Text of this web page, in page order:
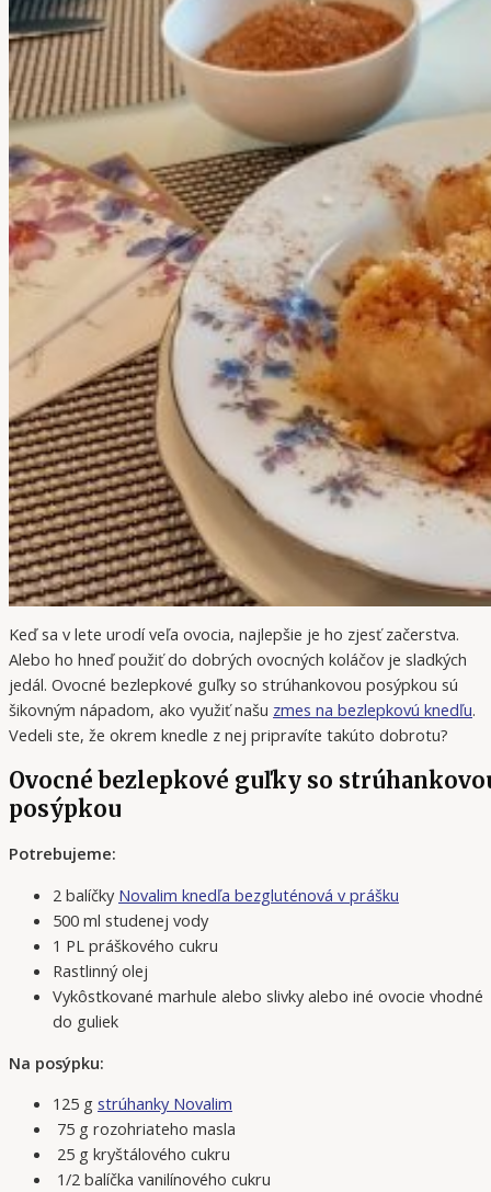
Keď sa v lete urodí veľa ovocia, najlepšie je ho zjesť začerstva.
Alebo ho hneď použiť do dobrých ovocných koláčov je sladkých
jedál. Ovocné bezlepkové guľky so strúhankovou posýpkou sú
šikovným nápadom, ako využiť našu zmes na bezlepkovú knedľu.
Vedeli ste, že okrem knedle z nej pripravíte takúto dobrotu?
Ovocné bezlepkové guľky so
posýpkou
Potrebujeme:
2 balíčky Novalim knedľa bezgluténová v prášku
500 ml studenej vody
1 PL práškového cukru
Rastlinný olej
Vykôstkované marhule alebo slivky alebo iné ovocie vhodné
do guliek
Na posýpku:
125 g strúhanky Novalim
75 g rozohriateho masla
25 g kryštálového cukru
1/2 balíčka vanilínového cukru